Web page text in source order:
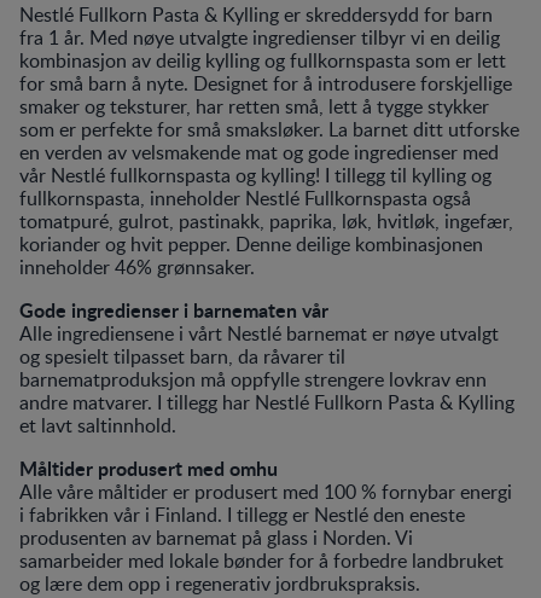
Nestlé Fullkorn Pasta & Kylling er skreddersydd for barn
fra 1 år. Med nøye utvalgte ingredienser tilbyr vi en deilig
kombinasjon av deilig kylling og fullkornspasta som er lett
for små barn å nyte. Designet for å introdusere forskjellige
smaker og teksturer, har retten små, lett å tygge stykker
som er perfekte for små smaksløker. La barnet ditt utforske
en verden av velsmakende mat og gode ingredienser med
vår Nestlé fullkornspasta og kylling! I tillegg til kylling og
fullkornspasta, inneholder Nestlé Fullkornspasta også
tomatpuré, gulrot, pastinakk, paprika, løk, hvitløk, ingefær,
koriander og hvit pepper. Denne deilige kombinasjonen
inneholder 46% grønnsaker.
Gode ingredienser i barnematen vår
Alle ingrediensene i vårt Nestlé barnemat er nøye utvalgt
og spesielt tilpasset barn, da råvarer til
barnematproduksjon må oppfylle strengere lovkrav enn
andre matvarer. I tillegg har Nestlé Fullkorn Pasta & Kylling
et lavt saltinnhold.
Måltider produsert med omhu
Alle våre måltider er produsert med 100 % fornybar energi
i fabrikken vår i Finland. I tillegg er Nestlé den eneste
produsenten av barnemat på glass i Norden. Vi
samarbeider med lokale bønder for å forbedre landbruket
og lære dem opp i regenerativ jordbrukspraksis.